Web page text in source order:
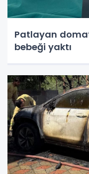
Patlayan
bebeği yaktı